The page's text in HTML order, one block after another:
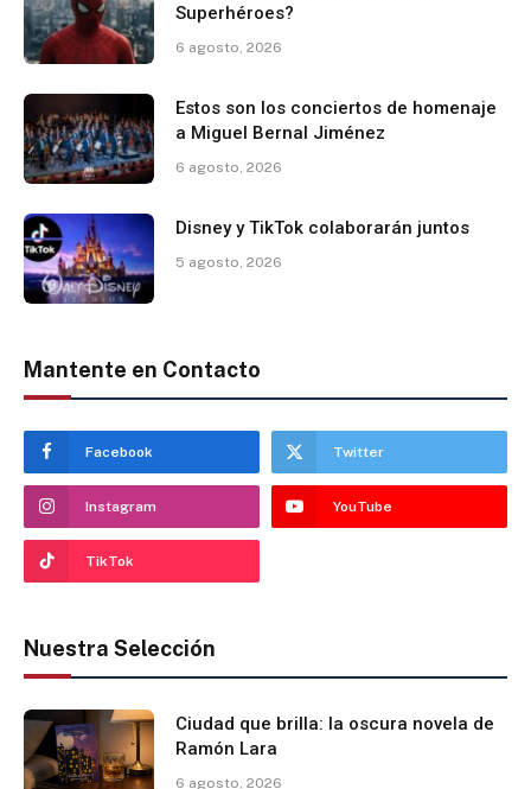
Superhéroes?
6 agosto, 2026
Estos son los conciertos de homenaje
a Miguel Bernal Jiménez
6 agosto, 2026
Disney y TikTok colaborarán juntos
5 agosto, 2026
Mantente en Contacto
Facebook Twitter
Instagram YouTube
TikTok
Nuestra Selección
Ciudad que brilla: la oscura novela de
Ramón Lara
6 agosto, 2026